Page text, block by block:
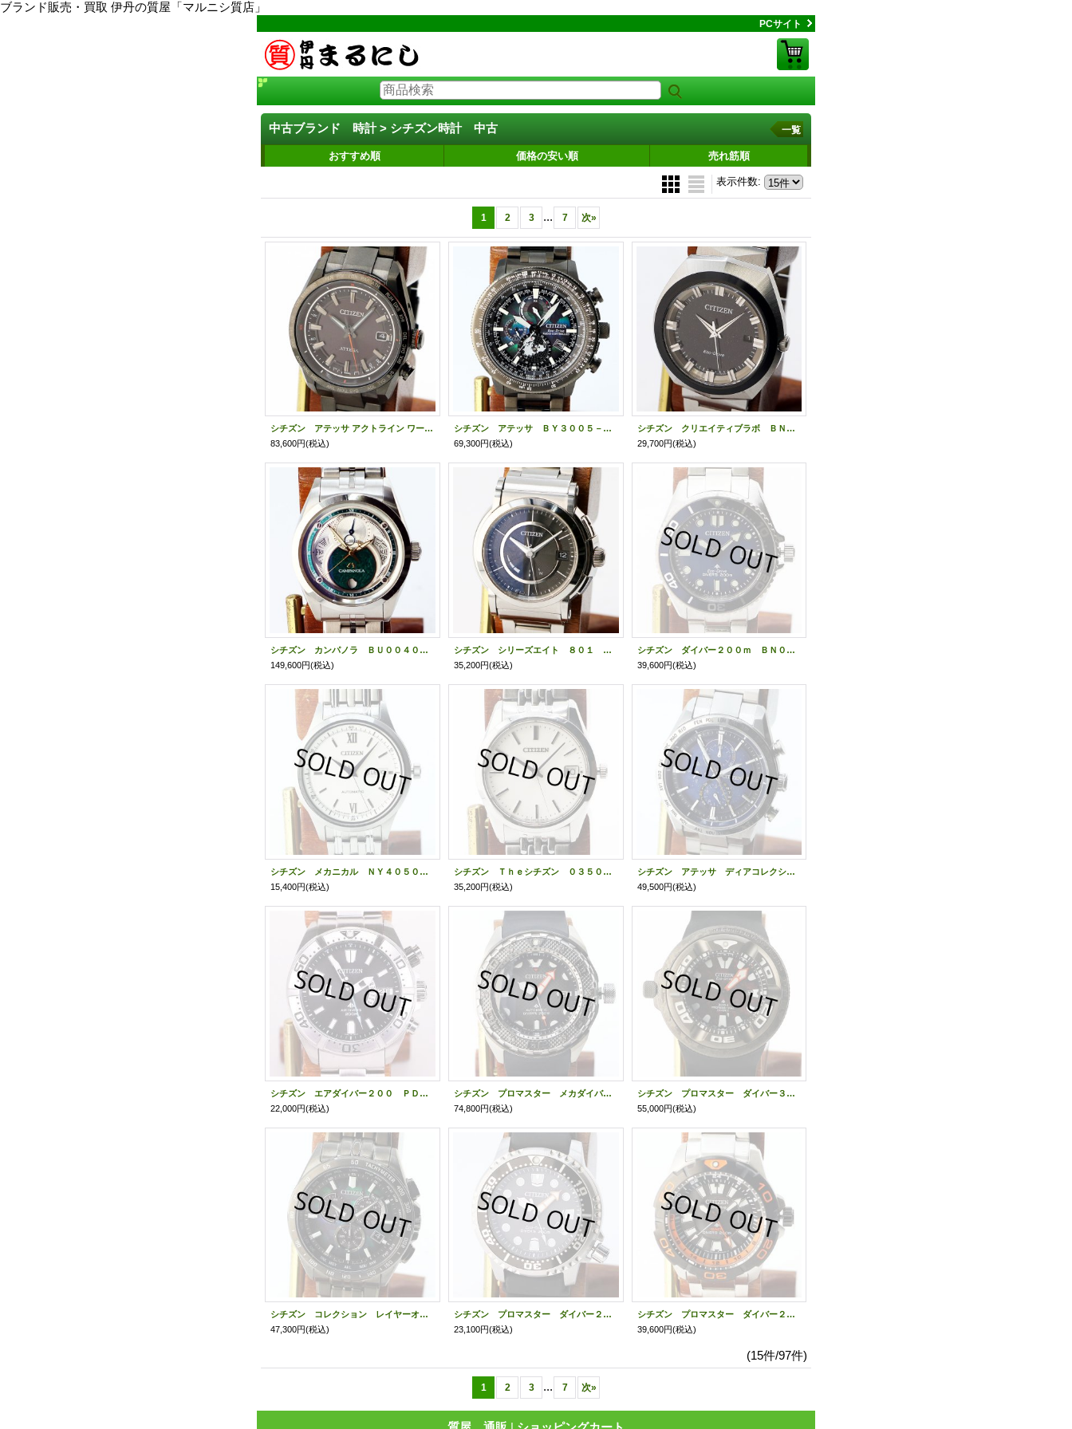
ブランド販売・買取 伊丹の質屋「マルニシ質店」
PCサイト
中古ブランド 時計 > シチズン時計 中古 一覧
おすすめ順 価格の安い順 売れ筋順
表示件数:
1 2 3 ... 7 次»
シチズン アテッサ アクトライン ワールドタイム ＣＢ０２８６－６１Ｅ 黒文字盤
83,600円(税込)
シチズン アテッサ ＢＹ３００５－５６Ｅ レイヤーオブタイム 積層文字盤
69,300円(税込)
シチズン クリエイティブラボ ＢＮ１０１４－５５Ｅ 黒文字盤
29,700円(税込)
シチズン カンパノラ ＢＵ００４０－５７Ｚ 新そに鳥 銀／緑漆文字盤
149,600円(税込)
シチズン シリーズエイト ８０１ ＣＧＮ７２－００１１ 黒文字盤
35,200円(税込)
シチズン ダイバー２００ｍ ＢＮ０２６０－５６Ｌ 紺文字盤
39,600円(税込)
シチズン メカニカル ＮＹ４０５０－５４Ａ 銀文字盤
15,400円(税込)
シチズン Ｔｈｅシチズン ０３５０－Ｃ３０９１９ 白文字盤
35,200円(税込)
シチズン アテッサ ディアコレクション ＡＴ８１８１－７１Ｌ 紺文字盤
49,500円(税込)
シチズン エアダイバー２００ ＰＤＭ５６－３０８１ 黒文字盤
22,000円(税込)
シチズン プロマスター メカダイバー２００ ＮＢ６００４－０８Ｅ グレー文字盤
74,800円(税込)
シチズン プロマスター ダイバー３００ ＢＪ８０５９－０３Ｅ 赤文字盤
55,000円(税込)
シチズン コレクション レイヤーオブタイム ＣＢ５８７８－５６Ｅ 積層文字盤
47,300円(税込)
シチズン プロマスター ダイバー２００ｍ ＢＮ０１５６－０５Ｅ 黒文字盤
23,100円(税込)
シチズン プロマスター ダイバー２００ＧＭＴ ＢＪ７１２８－５９Ｅ 黒文字盤
39,600円(税込)
(15件/97件)
1 2 3 ... 7 次»